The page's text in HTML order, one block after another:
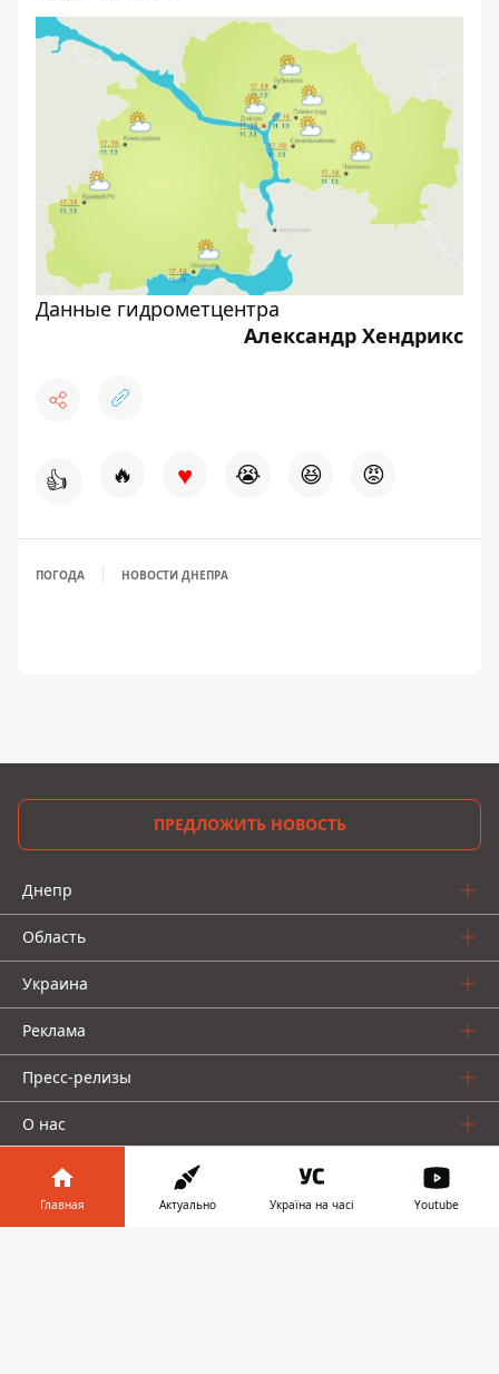
Данные гидрометцентра
Александр Хендрикс
👍 🔥 ♥ 😭 😆 😡
ПОГОДА НОВОСТИ ДНЕПРА
ПРЕДЛОЖИТЬ НОВОСТЬ
Днепр
Область
Украина
Реклама
Пресс-релизы
О нас
Главная Актуально Україна на часі Youtube